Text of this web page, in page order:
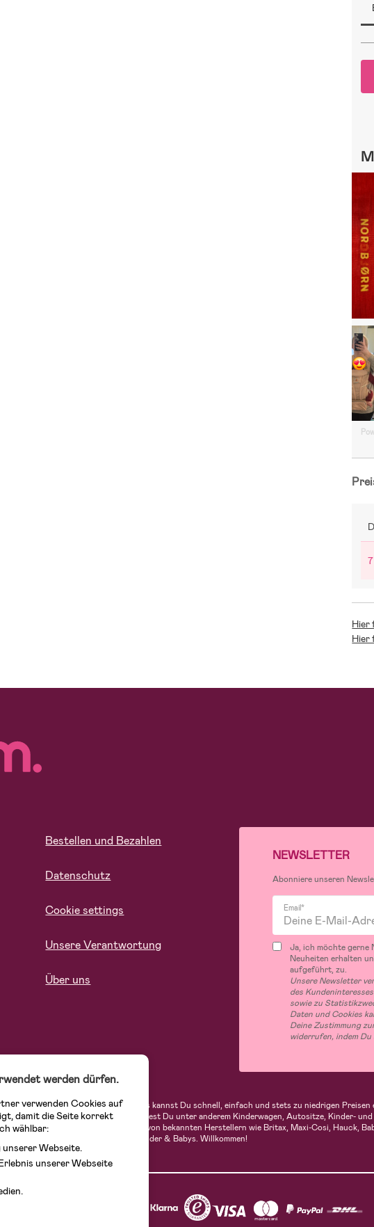
Hier
Hier
Bestellen und Bezahlen
Datenschutz
Cookie settings
Unsere Verantwortung
Über uns
NEWSLETTER
Abonniere unseren
Email*
Ja, ich möchte gerne
Neuheiten erhalten
aufgeführt, zu.
Unsere Newsletter
des
sowie zu
Daten und Cookies
Deine Zustimmung
widerrufen, indem
für Familien mit Kindern. Bei uns kannst Du schnell, einfach und stets zu niedrigen
fühlen. In unserem Sortiment findest Du unter anderem Kinderwagen, Autositze, Kinder-
vieles mehr. Wir haben Produkte von bekannten Herstellern wie Britax, Maxi-Cosi, Hauck,
vielfältigen Online-Boutique für Kinder & Babys. Willkommen!
werden dürfen.
verwenden Cookies auf
damit die Seite korrekt
wählbar:
Webseite.
unserer Webseite